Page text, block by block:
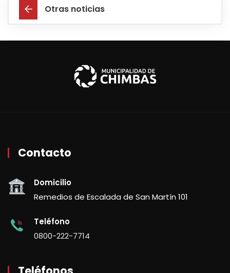
Otras noticias
Contacto
Domicilio
Remedios de Escalada de San Martín 101
Teléfono
0800-222-7714